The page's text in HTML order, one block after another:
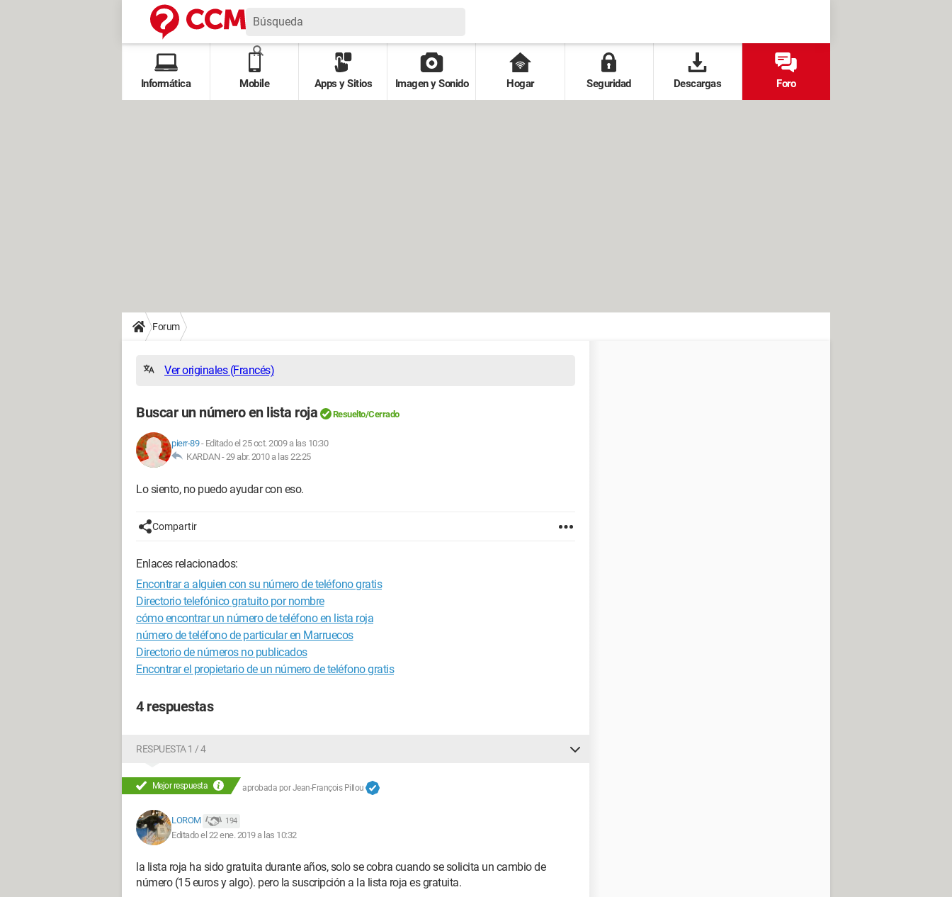
Informática Mobile Apps y Sitios Imagen y Sonido Hogar Seguridad Descargas Foro
Forum
Ver originales (Francés)
Buscar un número en lista roja Resuelto/Cerrado
pierr-89- Editado el 25 oct. 2009 a las 10:30
KARDAN -29 abr. 2010 a las 22:25
Lo siento, no puedo ayudar con eso.
Compartir
Enlaces relacionados:
Encontrar a alguien con su número de teléfono gratis
Directorio telefónico gratuito por nombre
cómo encontrar un número de teléfono en lista roja
número de teléfono de particular en Marruecos
Directorio de números no publicados
Encontrar el propietario de un número de teléfono gratis
4 respuestas
RESPUESTA 1 / 4
Mejor respuesta aprobada porJean-François Pillou
LOROM 194
Editado el 22 ene. 2019 a las 10:32
la lista roja ha sido gratuita durante años, solo se cobra cuando se solicita un cambio de
número (15 euros y algo). pero la suscripción a la lista roja es gratuita.